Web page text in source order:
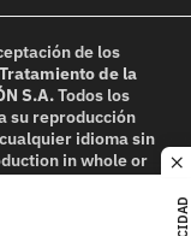
de los
de la
S.A.Todos los
su reproducción
idioma sin
in whole or
permission is